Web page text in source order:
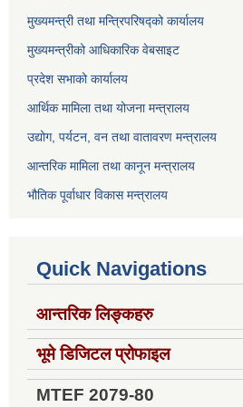
मुख्यमन्त्री तथा मन्त्रिपरिषद्को कार्यालय
मुख्यमन्त्रीको आधिकारिक वेबसाइट
प्रदेश सभाको कार्यालय
आर्थिक मामिला तथा योजना मन्त्रालय
उद्योग, पर्यटन, वन तथा वातावरण मन्त्रालय
आन्तरिक मामिला तथा कानून मन्त्रालय
भौतिक पूर्वाधार विकास मन्त्रालय
Quick Navigations
आन्तरिक लिङ्कहरु
भूमे डिजिटल प्रोफाइल
MTEF 2079-80